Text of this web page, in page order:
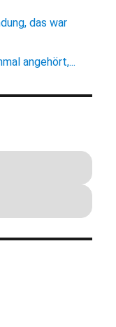
das war
angehört,...